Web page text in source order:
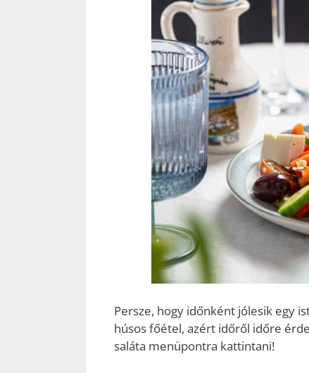
Persze, hogy időnként jólesik egy
húsos főétel, azért időről időre
saláta menüpontra kattintani!